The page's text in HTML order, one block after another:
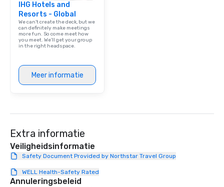
IHG Hotels and
Resorts - Global
We can't create the deck, but we
can definitely make meetings
more fun. So come meet how
you meet. We'll get your group
in the right headspace.
Meer informatie
Extra informatie
Veiligheidsinformatie
Safety Document Provided by Northstar Travel Group
WELL Health-Safety Rated
Annuleringsbeleid